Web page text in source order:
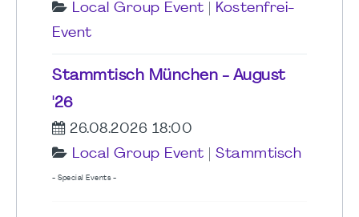
Local Group Event
Kostenfrei-
Event
Stammtisch München - August
'26
26.08.2026 18:00
Local Group Event
Stammtisch
- Special Events -